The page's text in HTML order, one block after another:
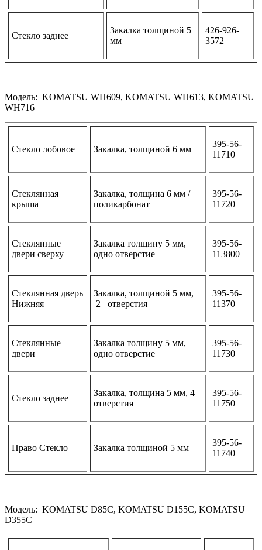
Стекло заднее
Закалка толщиной 5
мм
426-926-
3572
Модель: KOMATSU WH609, KOMATSU WH613, KOMATSU
WH716
Стекло лобовое Закалка, толщиной 6 мм
395-56-
11710
Стеклянная
крыша
Закалка, толщина 6 мм /
поликарбонат
395-56-
11720
Стеклянные
двери сверху
Закалка толщину 5 мм,
одно отверстие
395-56-
113800
Стеклянная дверь
Нижняя
Закалка, толщиной 5 мм,
2 отверстия
395-56-
11370
Стеклянные
двери
Закалка толщину 5 мм,
одно отверстие
395-56-
11730
Стекло заднее
Закалка, толщина 5 мм, 4
отверстия
395-56-
11750
Право Стекло Закалка толщиной 5 мм
395-56-
11740
Модель: KOMATSU D85C, KOMATSU D155C, KOMATSU
D355C